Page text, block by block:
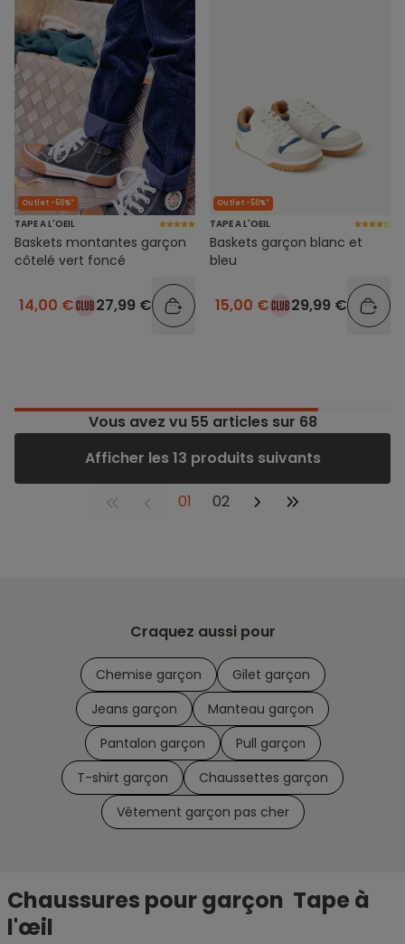
Outlet -50%*
TAPE A L'OEIL
Baskets montantes garçon
côtelé vert foncé
14,00 € 27,99 €
Outlet -50%*
TAPE A L'OEIL
Baskets garçon blanc et
bleu
15,00 € 29,99 €
Vous avez vu 55 articles sur 68
Afficher les 13 produits suivants
01 02
Craquez aussi pour
Chemise garçon
Gilet garçon
Jeans garçon
Manteau garçon
Pantalon garçon
Pull garçon
T-shirt garçon
Chaussettes garçon
Vêtement garçon pas cher
Chaussures pour garçon Tape à
l'œil